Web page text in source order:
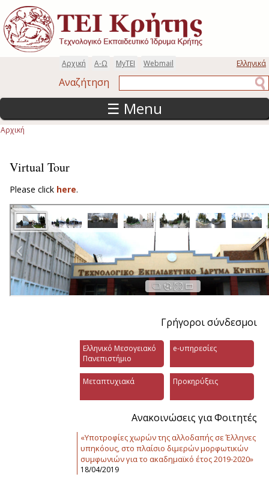
Παράκαμψη προς το κυρίως περιεχόμενο
Ελληνικά
Webmail
MyTEI
Α-Ω
Αρχική
Αναζήτηση
☰ Menu
Αρχική
Virtual Tour
Please click here.
Γρήγοροι σύνδεσμοι
Ελληνικό Μεσογειακό
Πανεπιστήμιο
e-υπηρεσίες
Μεταπτυχιακά Προκηρύξεις
Ανακοινώσεις για Φοιτητές
«Υποτροφίες χωρών της αλλοδαπής σε Έλληνες
υπηκόους, στο πλαίσιο διμερών μορφωτικών
συμφωνιών για το ακαδημαϊκό έτος 2019-2020»
18/04/2019